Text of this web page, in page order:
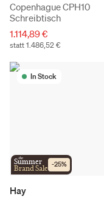
Copenhague CPH10
Schreibtisch
1.114,89 €
statt 1.486,52 €
In Stock
the
Summer
Brand Sale -25%
Hay